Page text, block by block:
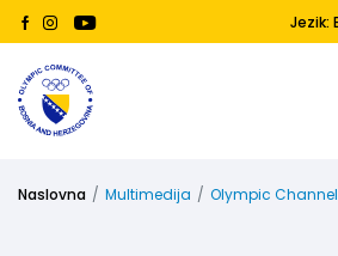
Jezik:
Naslovna Multimedija Olympic Channel